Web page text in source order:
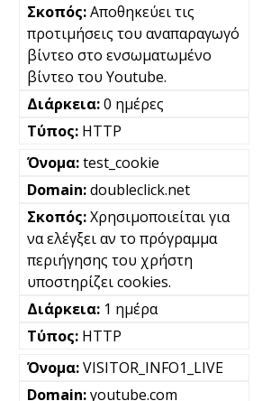
Αποθηκεύει τις
προτιμήσεις του αναπαραγωγό
βίντεο στο ενσωματωμένο
βίντεο του Youtube.
0 ημέρες
HTTP
test_cookie
doubleclick.net
Χρησιμοποιείται για
να ελέγξει αν το πρόγραμμα
περιήγησης του χρήστη
υποστηρίζει cookies.
1 ημέρα
HTTP
VISITOR_INFO1_LIVE
youtube.com